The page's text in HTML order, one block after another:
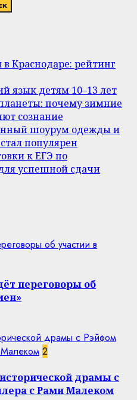
Краснодаре: рейтинг
язык детям 10–13 лет
почему зимние
сознание
шоурум одежды и
популярен
к ЕГЭ по
успешной сдачи
об участии в
переговоры об
драмы с Рэйфом
2
драмы с
с Рами Малеком